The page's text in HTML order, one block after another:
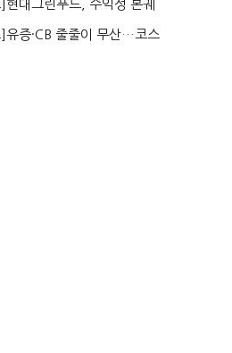
]현대그린푸드, 수익성 본궤
선에 ...
]유증·CB 줄줄이 무산…코스